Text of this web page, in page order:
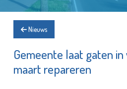
Nieuws
Gemeente laat gaten
maart repareren